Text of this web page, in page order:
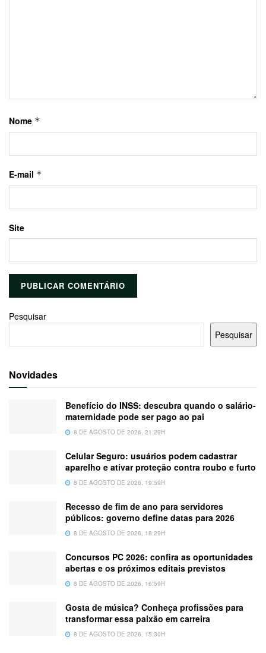
Nome *
E-mail *
Site
Pesquisar
Pesquisar
Novidades
Benefício do INSS: descubra quando o salário-
maternidade pode ser pago ao pai
8 DE AGOSTO DE 2026, 21:29H
Celular Seguro: usuários podem cadastrar
aparelho e ativar proteção contra roubo e furto
8 DE AGOSTO DE 2026, 19:59H
Recesso de fim de ano para servidores
públicos: governo define datas para 2026
8 DE AGOSTO DE 2026, 18:29H
Concursos PC 2026: confira as oportunidades
abertas e os próximos editais previstos
8 DE AGOSTO DE 2026, 16:59H
Gosta de música? Conheça profissões para
transformar essa paixão em carreira
8 DE AGOSTO DE 2026, 15:30H